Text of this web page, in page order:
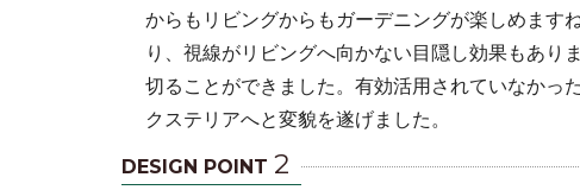
からもリビングからもガーデニングが楽しめます
り、視線がリビングへ向かない目隠し効果もあ
切ることができました。有効活用されていなかっ
クステリアへと変貌を遂げました。
DESIGN POINT 2